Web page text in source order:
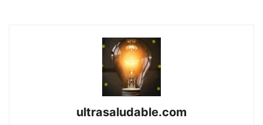
ultrasaludable.com